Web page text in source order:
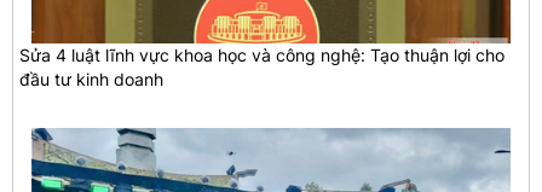
Sửa 4 luật lĩnh vực khoa học và công nghệ: Tạo thuận lợi cho
đầu tư kinh doanh